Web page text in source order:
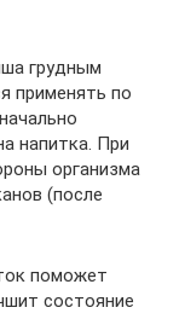
грудным
применять по
напитка. При
организма
(после
поможет
состояние